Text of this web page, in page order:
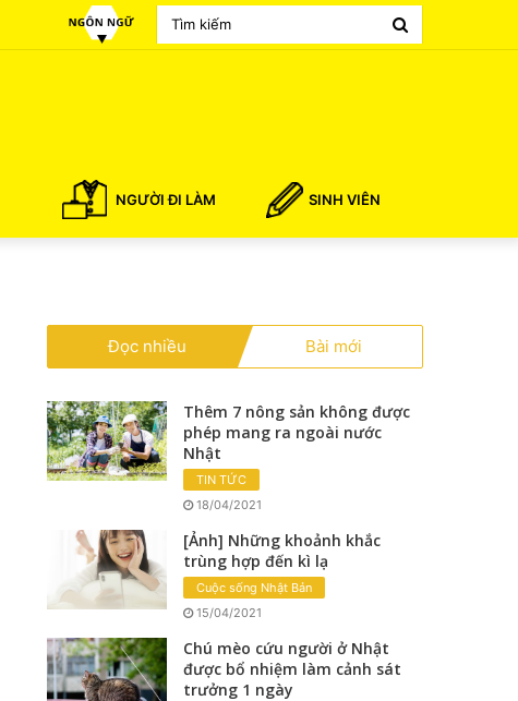
NGƯỜI ĐI LÀM SINH VIÊN
Đọc nhiều Bài mới
Thêm 7 nông sản không được
phép mang ra ngoài nước
Nhật
TIN TỨC
18/04/2021
[Ảnh] Những khoảnh khắc
trùng hợp đến kì lạ
Cuộc sống Nhật Bản
15/04/2021
Chú mèo cứu người ở Nhật
được bổ nhiệm làm cảnh sát
trưởng 1 ngày